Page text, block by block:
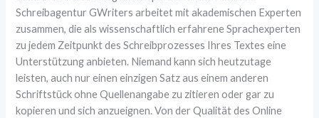
Schreibagentur GWriters arbeitet mit akademischen Experten
zusammen, die als wissenschaftlich erfahrene Sprachexperten
zu jedem Zeitpunkt des Schreibprozesses Ihres Textes eine
Unterstützung anbieten. Niemand kann sich heutzutage
leisten, auch nur einen einzigen Satz aus einem anderen
Schriftstück ohne Quellenangabe zu zitieren oder gar zu
kopieren und sich anzueignen. Von der Qualität des Online